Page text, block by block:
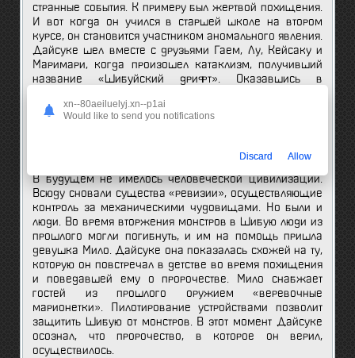
странные события. К примеру был жертвой похищения.
И вот когда он учился в старшей школе на втором
курсе, он становится участником аномального явления.
Дайсуке шел вместе с друзьями Гаем, Лу, Кейсаку и
Маримари, когда произошел катаклизм, получивший
название «Шибуйский дрифт». Оказавшись в
будущее аж на триста лет вперед. Но он не будет в
одиночку блуждать по просторам будущего, так как
ними распростерлась пустыня, редкие леса и руины.
В будущем не имелось человеческой цивилизации.
Всюду сновали существа «ревизии», осуществляющие
контроль за механическими чудовищами. Но были и
люди. Во время вторжения монстров в Шибую люди из
прошлого могли погибнуть, и им на помощь пришла
девушка Мило. Дайсуке она показалась схожей на ту,
которую он повстречал в детстве во время похищения
и поведавшей ему о пророчестве. Мило снабжает
гостей из прошлого оружием «веревочные
марионетки». Пилотирование устройствами позволит
защитить Шибую от монстров. В этот момент Дайсуке
осознал, что пророчество, в которое он верил,
осуществилось.
xn--80aeiluelyj.xn--p1ai
Would like to send you notifications
Discard Allow